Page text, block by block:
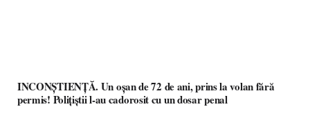
INCONȘTIENȚĂ. Un oșan de 72 de ani, prins la volan fără
permis! Polițiștii l-au cadorosit cu un dosar penal